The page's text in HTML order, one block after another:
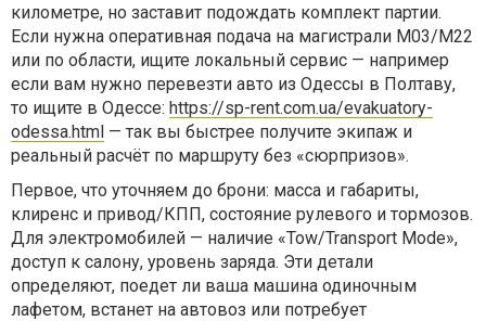
километре, но заставит подождать комплект партии.
Если нужна оперативная подача на магистрали М03/М22
или по области, ищите локальный сервис — например
если вам нужно перевезти авто из Одессы в Полтаву,
то ищите в Одессе: https://sp-rent.com.ua/evakuatory-
odessa.html — так вы быстрее получите экипаж и
реальный расчёт по маршруту без «сюрпризов».
Первое, что уточняем до брони: масса и габариты,
клиренс и привод/КПП, состояние рулевого и тормозов.
Для электромобилей — наличие «Tow/Transport Mode»,
доступ к салону, уровень заряда. Эти детали
определяют, поедет ли ваша машина одиночным
лафетом, встанет на автовоз или потребует